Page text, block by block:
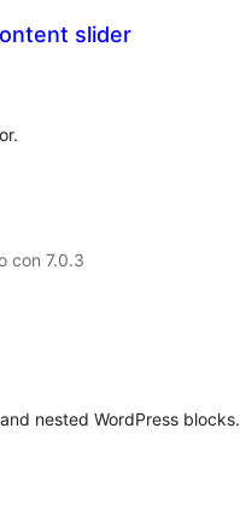
slider
con 7.0.3
nested WordPress blocks.